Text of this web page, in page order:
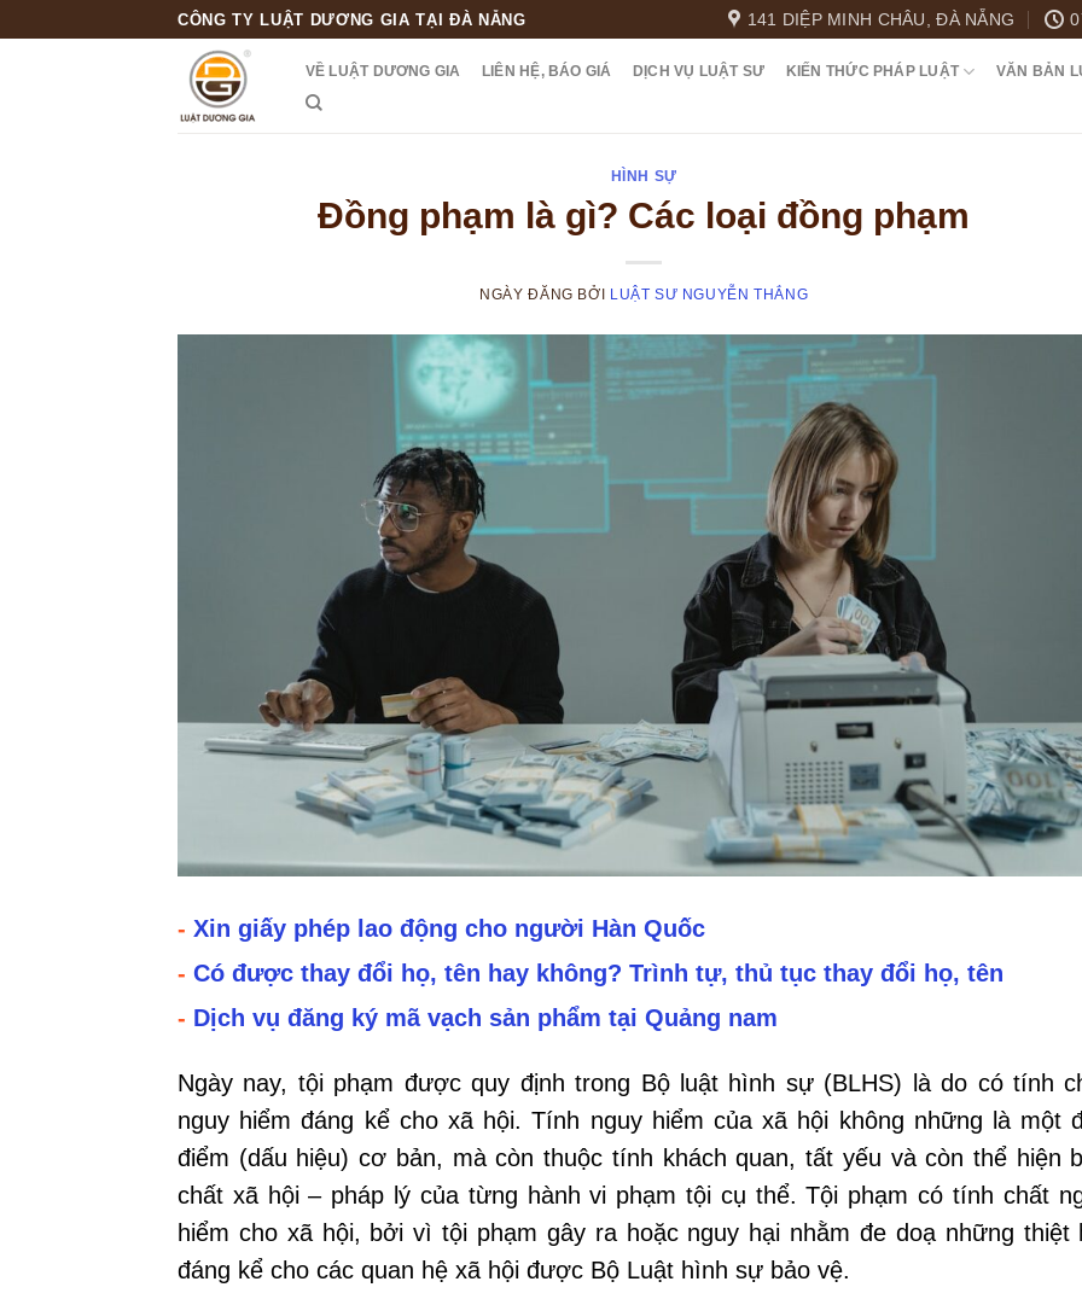
CÔNG TY LUẬT DƯƠNG GIA TẠI ĐÀ NẴNG 141 DIỆP MINH CHÂU, ĐÀ NẴNG
VỀ LUẬT DƯƠNG GIA LIÊN HỆ, BÁO GIÁ DỊCH VỤ LUẬT SƯ KIẾN THỨC PHÁP LUẬT VĂN BẢN
HÌNH SỰ
Đồng phạm là gì? Các loại đồng phạm
NGÀY ĐĂNG BỞI LUẬT SƯ NGUYỄN THẮNG
- Xin giấy phép lao động cho người Hàn Quốc
- Có được thay đổi họ, tên hay không? Trình tự, thủ tục thay đổi họ, tên
- Dịch vụ đăng ký mã vạch sản phẩm tại Quảng nam
Ngày nay, tội phạm được quy định trong Bộ luật hình sự (BLHS) là do có tính
nguy hiểm đáng kể cho xã hội. Tính nguy hiểm của xã hội không những là một
điểm (dấu hiệu) cơ bản, mà còn thuộc tính khách quan, tất yếu và còn thể hiện
chất xã hội – pháp lý của từng hành vi phạm tội cụ thể. Tội phạm có tính chất
hiểm cho xã hội, bởi vì tội phạm gây ra hoặc nguy hại nhằm đe doạ những thiệt
đáng kể cho các quan hệ xã hội được Bộ Luật hình sự bảo vệ.